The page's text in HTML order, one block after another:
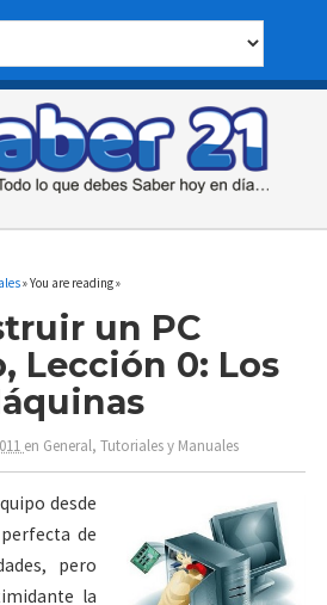
» You are reading »
un PC
Lección 0: Los
en General,Tutoriales y Manuales
desde
de
pero
la